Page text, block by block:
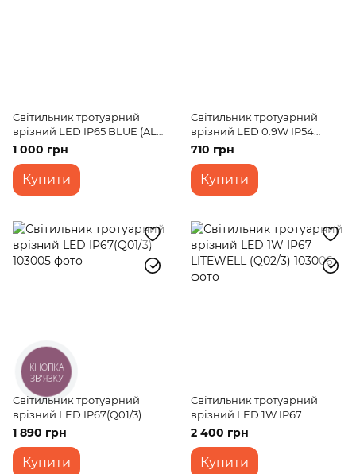
Світильник тротуарний
врізний LED IP65 BLUE (AL-
11/20)
1 000 грн
Купити
Світильник тротуарний
врізний LED 0.9W IP54
(303/9)
710 грн
Купити
Світильник тротуарний
врізний LED IP67(Q01/3)
1 890 грн
Купити
Світильник тротуарний
врізний LED 1W IP67
LITEWELL (Q02/3)
2 400 грн
Купити
КНОПКА
ЗВ'ЯЗКУ